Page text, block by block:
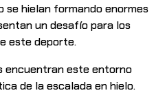
se hielan formandoenormes
un desafío para los
este deporte.
encuentran este entorno
de la escalada enhielo.